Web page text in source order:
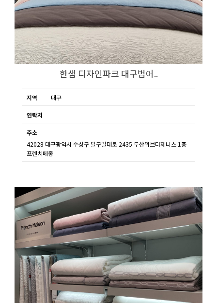
한샘 디자인파크 대구범어..
지역 대구
연락처
주소
42028 대구광역시 수성구 달구벌대로 2435 두산위브더제니스 1층
프렌치메종